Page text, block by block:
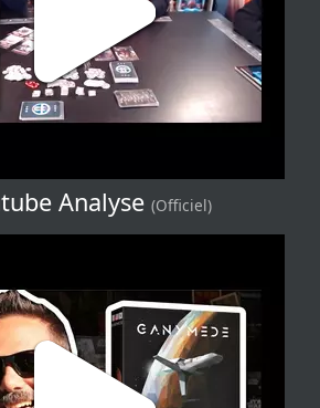
Analyse (Officiel)